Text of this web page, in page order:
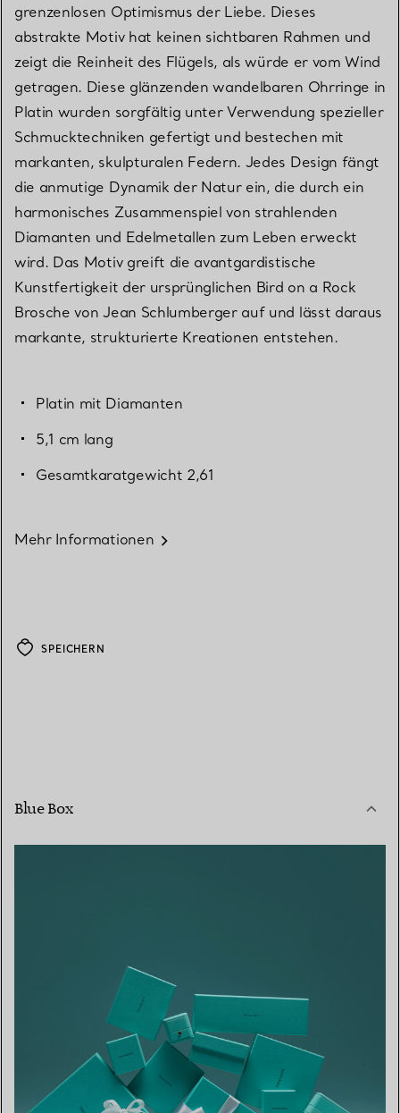
grenzenlosen Optimismus der Liebe. Dieses
abstrakte Motiv hat keinen sichtbaren Rahmen und
zeigt die Reinheit des Flügels, als würde er vom Wind
getragen. Diese glänzenden wandelbaren Ohrringe in
Platin wurden sorgfältig unter Verwendung spezieller
Schmucktechniken gefertigt und bestechen mit
markanten, skulpturalen Federn. Jedes Design fängt
die anmutige Dynamik der Natur ein, die durch ein
harmonisches Zusammenspiel von strahlenden
Diamanten und Edelmetallen zum Leben erweckt
wird. Das Motiv greift die avantgardistische
Kunstfertigkeit der ursprünglichen Bird on a Rock
Brosche von Jean Schlumberger auf und lässt daraus
markante, strukturierte Kreationen entstehen.
Platin mit Diamanten
5,1 cm lang
Gesamtkaratgewicht 2,61
Mehr Informationen
SPEICHERN
Blue Box